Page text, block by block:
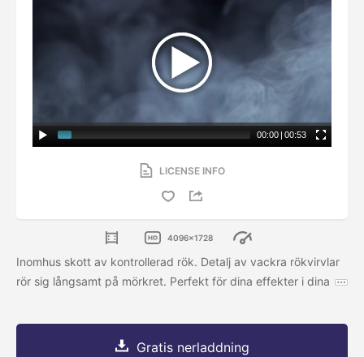
00:00 | 00:53
LICENSE INFO
4096x1728
Inomhus skott av kontrollerad rök. Detalj av vackra rökvirvlar
rör sig långsamt på mörkret. Perfekt för dina effekter i dina
Gratis nerladdning